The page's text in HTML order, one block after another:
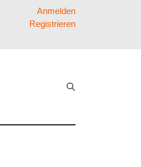
Anmelden
Registrieren